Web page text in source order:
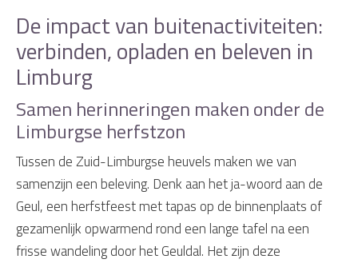
De impact van buitenactiviteiten:
verbinden, opladen en beleven in
Limburg
Samen herinneringen maken onder de
Limburgse herfstzon
Tussen de Zuid-Limburgse heuvels maken we van
samenzijn een beleving. Denk aan het ja-woord aan de
Geul, een herfstfeest met tapas op de binnenplaats of
gezamenlijk opwarmend rond een lange tafel na een
frisse wandeling door het Geuldal. Het zijn deze